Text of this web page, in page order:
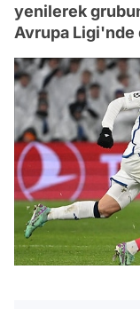
yenilerek
Avrupa Ligi'nde